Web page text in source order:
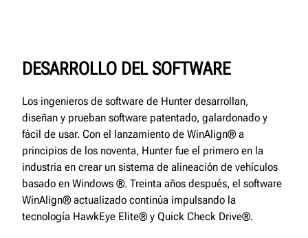
DESARROLLO DEL SOFTWARE
Los ingenieros de software de Hunter desarrollan,
diseñan y prueban software patentado, galardonado y
fácil de usar. Con el lanzamiento de WinAlign® a
principios de los noventa, Hunter fue el primero en la
industria en crear un sistema de alineación de vehículos
basado en Windows ®. Treinta años después, el software
WinAlign® actualizado continúa impulsando la
tecnología HawkEye Elite® y Quick Check Drive®.